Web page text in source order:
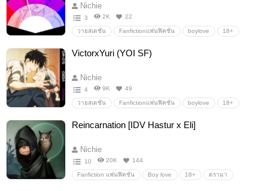
Nichie
3 2K 22
วายสเตชั่น Fanfictionแฟนฟิคชั่น boylove 18+
osomatsusan karaxichi
VictorxYuri (YOI SF)
Nichie
4 9K 49
วายสเตชั่น Fanfictionแฟนฟิคชั่น boylove 18+
Victuri
Reincarnation [IDV Hastur x Eli]
Nichie
10 20K 144
Fanfiction แฟนฟิคชั่น Boy love 18+ ดรามา